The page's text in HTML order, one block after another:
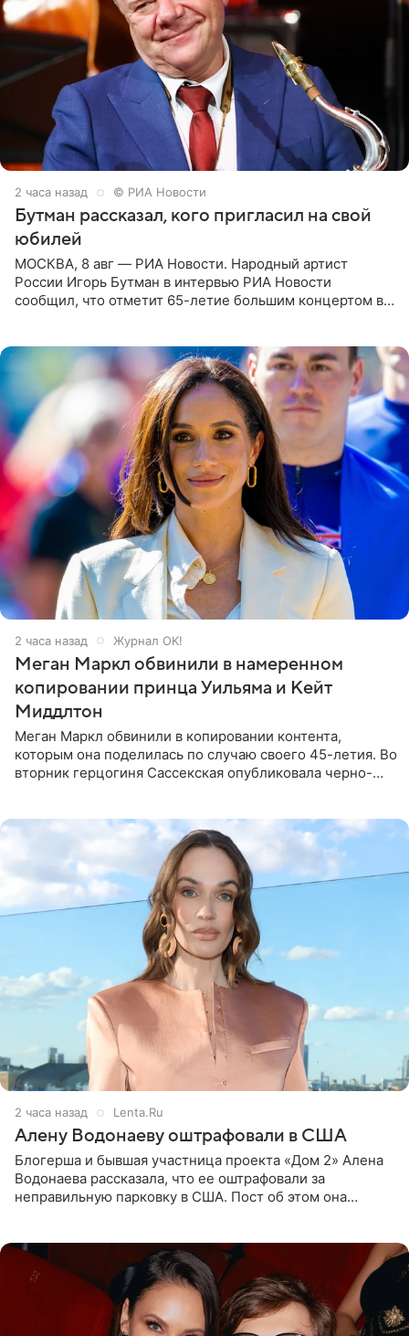
2 часа назад © РИА Новости
Бутман рассказал, кого пригласил на свой
юбилей
МОСКВА, 8 авг — РИА Новости. Народный артист
России Игорь Бутман в интервью РИА Новости
сообщил, что отметит 65-летие большим концертом в
2 часа назад Журнал OK!
Меган Маркл обвинили в намеренном
копировании принца Уильяма и Кейт
Миддлтон
Меган Маркл обвинили в копировании контента,
которым она поделилась по случаю своего 45-летия. Во
вторник герцогиня Сассекская опубликовала черно-
2 часа назад Lenta.Ru
Алену Водонаеву оштрафовали в США
Блогерша и бывшая участница проекта «Дом 2» Алена
Водонаева рассказала, что ее оштрафовали за
неправильную парковку в США. Пост об этом она